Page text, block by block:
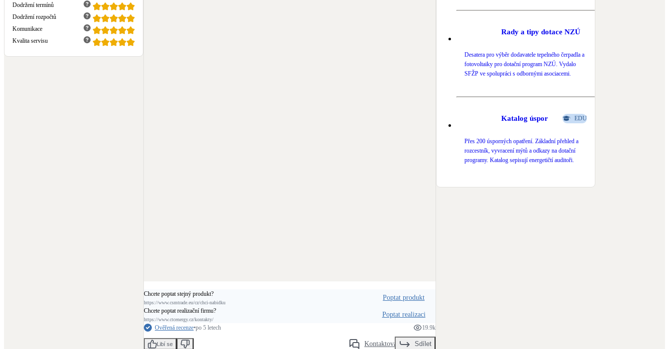
Dodržení termínů
Dodržení rozpočtů
Komunikace
Kvalita servisu
Chcete poptat stejný produkt?
https://www.csmtrade.eu/cz/chci-nabidku
Poptat produkt
Chcete poptat realizační firmu?
https://www.ctcenergy.cz/kontakty/
Poptat realizaci
Ověřená recenze•po 5 letech 19.9k
Libí se Kontaktovat Sdílet
Rady a tipy dotace NZÚ
Desatera pro výběr dodavatele tepelného čerpadla a
fotovoltaiky pro dotační program NZÚ. Vydalo
SFŽP ve spolupráci s odbornými asociacemi.
Katalog úspor EDU
Přes 200 úsporných opatření. Základní přehled a
rozcestník, vyvracení mýtů a odkazy na dotační
programy. Katalog sepisují energetičtí auditoři.